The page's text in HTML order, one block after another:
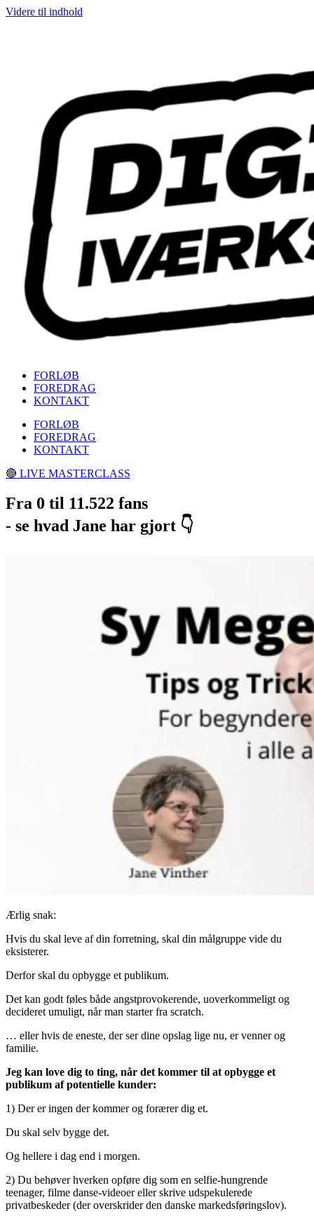
Videre til indhold
FORLØB
FOREDRAG
KONTAKT
FORLØB
FOREDRAG
KONTAKT
🔴 LIVE MASTERCLASS
Fra 0 til 11.522 fans
- se hvad Jane har gjort 👇
Ærlig snak:
Hvis du skal leve af din forretning, skal din målgruppe vide du
eksisterer.
Derfor skal du opbygge et publikum.
Det kan godt føles både angstprovokerende, uoverkommeligt og
decideret umuligt, når man starter fra scratch.
… eller hvis de eneste, der ser dine opslag lige nu, er venner og
familie.
Jeg kan love dig to ting, når det kommer til at opbygge et
publikum af potentielle kunder:
1) Der er ingen der kommer og forærer dig et.
Du skal selv bygge det.
Og hellere i dag end i morgen.
2) Du behøver hverken opføre dig som en selfie-hungrende
teenager, filme danse-videoer eller skrive udspekulerede
privatbeskeder (der overskrider den danske markedsføringslov).